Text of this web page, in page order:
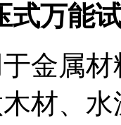
式万能
金属
材、